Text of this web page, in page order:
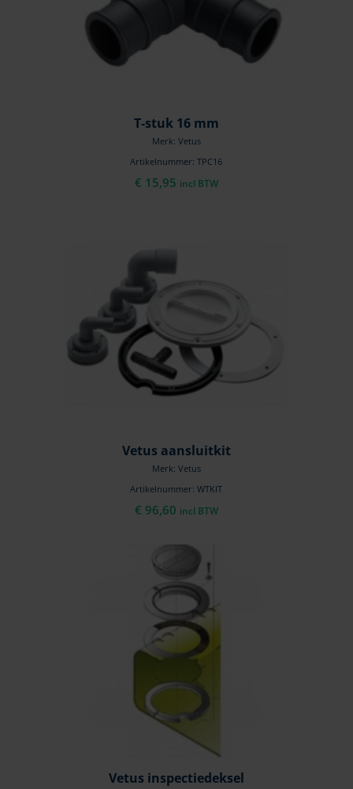
T-stuk 16 mm
Merk: Vetus
Artikelnummer: TPC16
€ 15,95 incl BTW
Vetus aansluitkit
Merk: Vetus
Artikelnummer: WTKIT
€ 96,60 incl BTW
Vetus inspectiedeksel